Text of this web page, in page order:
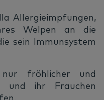
Allergieimpfungen,
Welpen an die
sein Immunsystem
fröhlicher und
und ihr Frauchen